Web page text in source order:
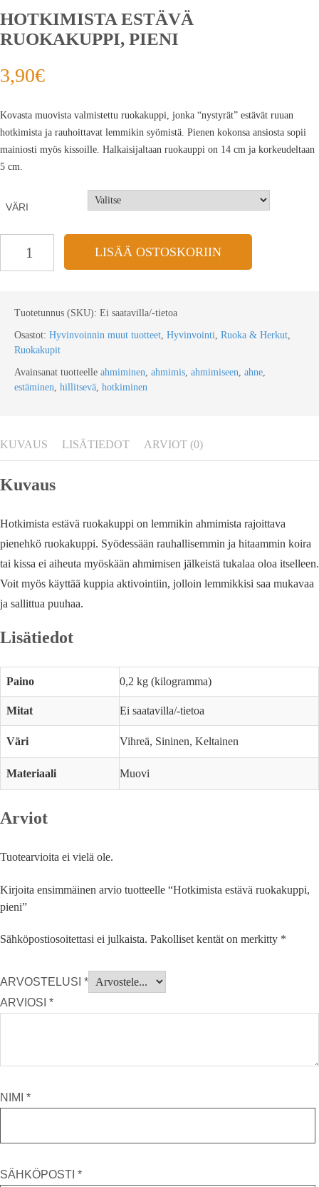
HOTKIMISTA ESTÄVÄ
RUOKAKUPPI, PIENI
3,90€
Kovasta muovista valmistettu ruokakuppi, jonka “nystyrät” estävät ruuan
hotkimista ja rauhoittavat lemmikin syömistä. Pienen kokonsa ansiosta sopii
mainiosti myös kissoille. Halkaisijaltaan ruokauppi on 14 cm ja korkeudeltaan
5 cm.
VÄRI
LISÄÄ OSTOSKORIIN
Tuotetunnus (SKU): Ei saatavilla/-tietoa
Osastot: Hyvinvoinnin muut tuotteet, Hyvinvointi, Ruoka & Herkut,
Ruokakupit
Avainsanat tuotteelle ahmiminen, ahmimis, ahmimiseen, ahne,
estäminen, hillitsevä, hotkiminen
KUVAUS LISÄTIEDOT ARVIOT (0)
Kuvaus
Hotkimista estävä ruokakuppi on lemmikin ahmimista rajoittava
pienehkö ruokakuppi. Syödessään rauhallisemmin ja hitaammin koira
tai kissa ei aiheuta myöskään ahmimisen jälkeistä tukalaa oloa itselleen.
Voit myös käyttää kuppia aktivointiin, jolloin lemmikkisi saa mukavaa
ja sallittua puuhaa.
Lisätiedot
Paino 0,2 kg (kilogramma)
Mitat Ei saatavilla/-tietoa
Väri Vihreä, Sininen, Keltainen
Materiaali Muovi
Arviot
Tuotearvioita ei vielä ole.
Kirjoita ensimmäinen arvio tuotteelle “Hotkimista estävä ruokakuppi,
pieni”
Sähköpostiosoitettasi ei julkaista. Pakolliset kentät on merkitty *
ARVOSTELUSI *
ARVIOSI *
NIMI *
SÄHKÖPOSTI *